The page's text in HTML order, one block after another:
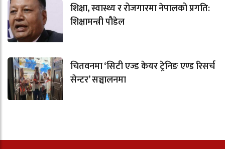
शिक्षा, स्वास्थ्य र रोजगारमा नेपालको प्रगति:
शिक्षामन्त्री पौडेल
चितवनमा ‘सिटी एज्ड केयर ट्रेनिङ एण्ड रिसर्च
सेन्टर’ सञ्चालनमा